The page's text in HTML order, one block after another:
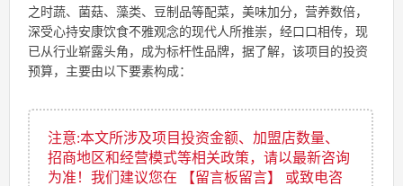
之时蔬、菌菇、藻类、豆制品等配菜，美味加分，营养数倍，
深受心持安康饮食不雅观念的现代人所推崇，经口口相传，现
已从行业崭露头角，成为标杆性品牌，据了解，该项目的投资
预算，主要由以下要素构成：
注意:本文所涉及项目投资金额、加盟店数量、
招商地区和经营模式等相关政策，请以最新咨询
为准！我们建议您在 【留言板留言】 或致电咨